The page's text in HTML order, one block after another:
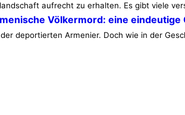
aufrecht zu erhalten. Es gibt viele
Völkermord: eine eindeutige
deportierten Armenier. Doch wie in der